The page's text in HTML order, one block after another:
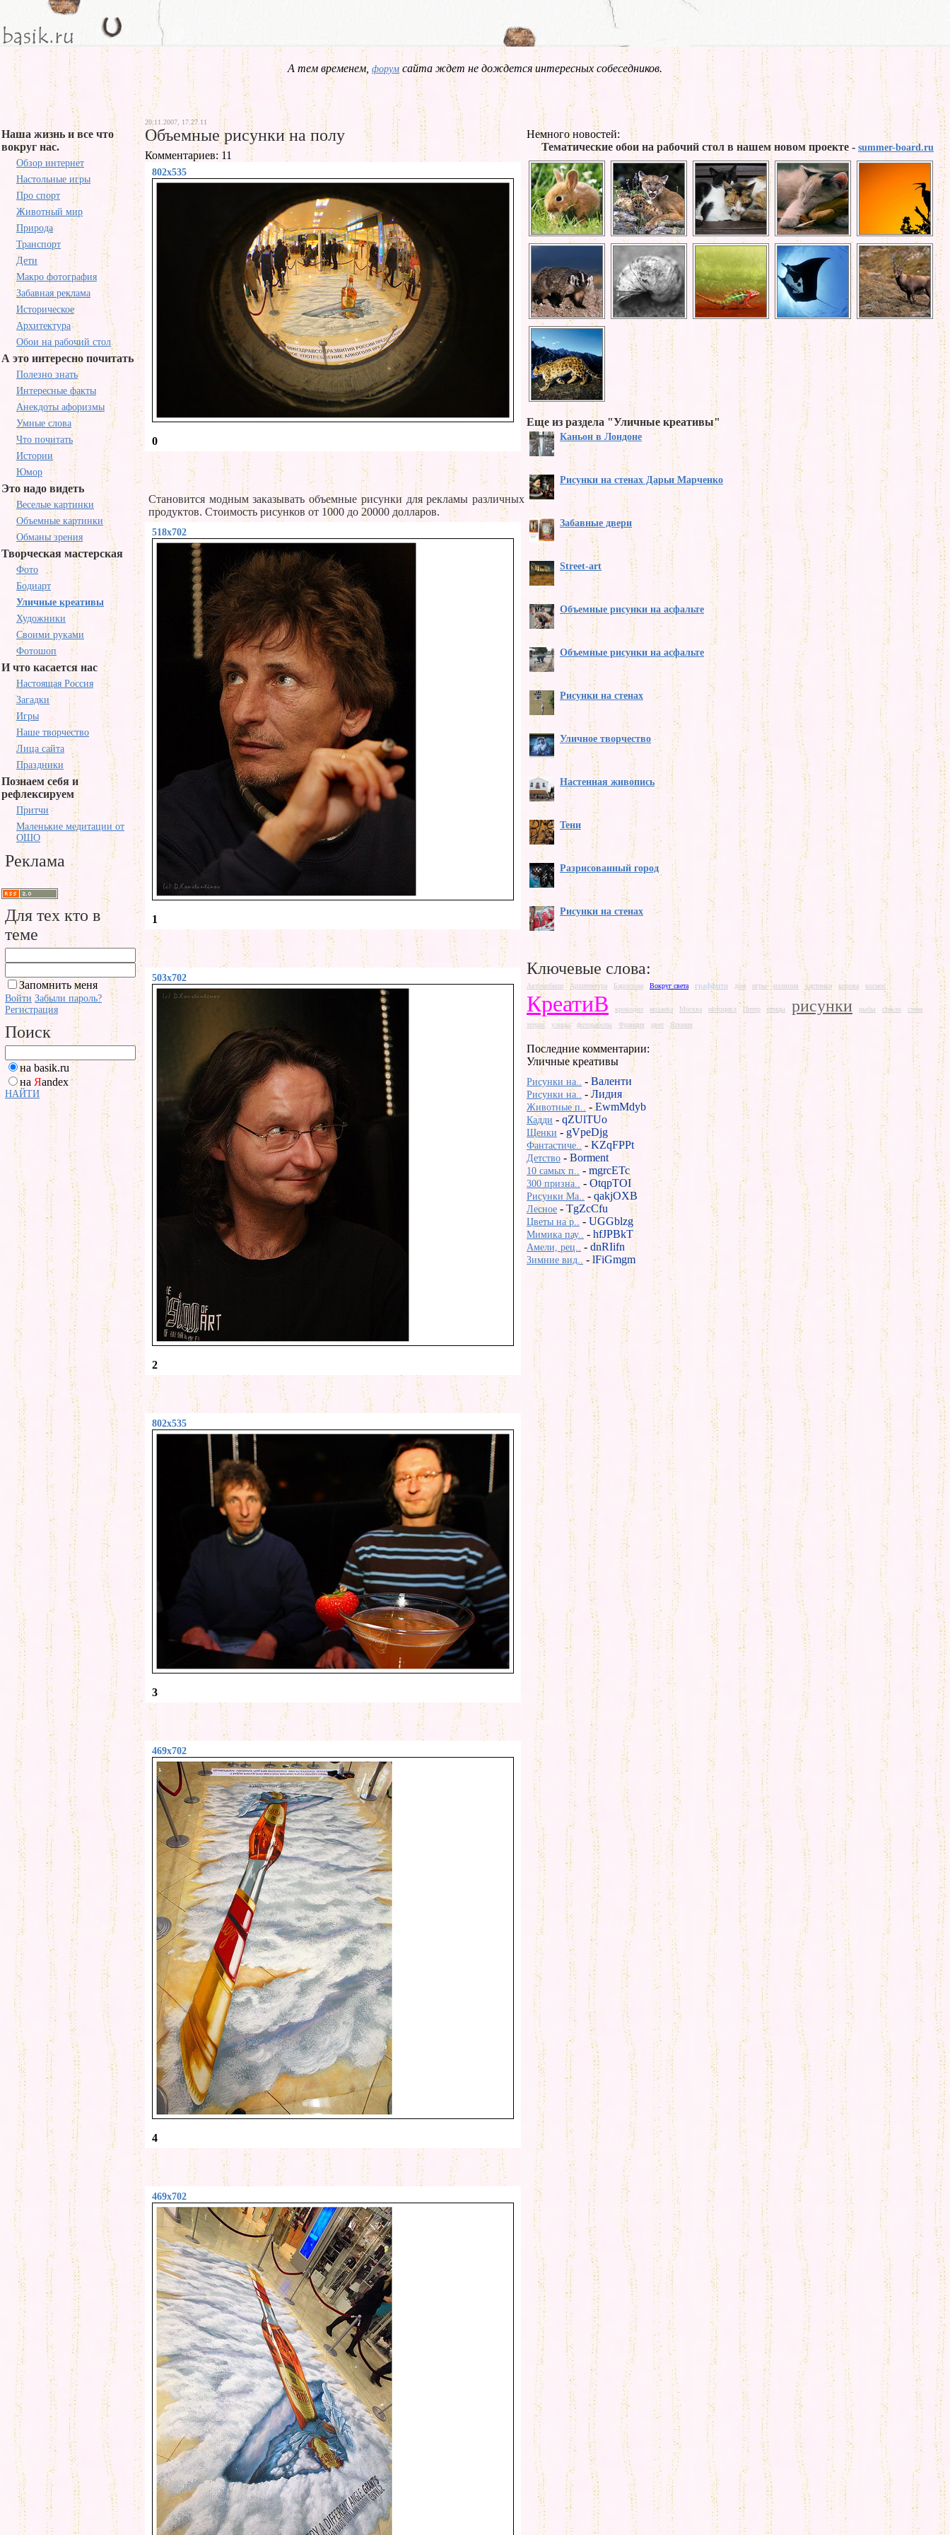
А тем временем, форум сайта ждет не дождется интересных собеседников.
Наша жизнь и все что
вокруг нас.
Обзор интернет
Настольные игры
Про спорт
Животный мир
Природа
Транспорт
Дети
Макро фотография
Забавная реклама
Историческое
Архитектура
Обои на рабочий стол
А это интересно почитать
Полезно знать
Интересные факты
Анекдоты афоризмы
Умные слова
Что почитать
Истории
Юмор
Это надо видеть
Веселые картинки
Объемные картинки
Обманы зрения
Творческая мастерская
Фото
Бодиарт
Уличные креативы
Художники
Своими руками
Фотошоп
И что касается нас
Настоящая Россия
Загадки
Игры
Наше творчество
Лица сайта
Праздники
Познаем себя и
рефлексируем
Притчи
Маленькие медитации от
ОШО
Реклама
Для тех кто в
теме
Запомнить меня
Войти Забыли пароль?
Регистрация
Поиск
на basik.ru
на Яandex
НАЙТИ
20.11.2007, 17.27.11
Объемные рисунки на полу
Комментариев: 11
802x535
0
Становится модным заказывать объемные рисунки для рекламы различных
продуктов. Стоимость рисунков от 1000 до 20000 долларов.
518x702
1
503x702
2
802x535
3
469x702
4
469x702
Немного новостей:
Тематические обои на рабочий стол в нашем новом проекте - summer-board.ru
Еще из раздела "Уличные креативы"
Каньон в Лондоне
Рисунки на стенах Дарьи Марченко
Забавные двери
Street-art
Объемные рисунки на асфальте
Объемные рисунки на асфальте
Рисунки на стенах
Уличное творчество
Настенная живопись
Тени
Разрисованный город
Рисунки на стенах
Ключевые слова:
Автомобили Архитектура Барселона Вокруг света граффити дом игры иллюзия картинки корова космос
КреатиВ крокодил мозаика Москва мотоцикл Питер птицы рисунки рыбы стекло
стена
тетрис
улицы фотоработы Франция цвет Япония
Последние комментарии:
Уличные креативы
Рисунки на.. -Валенти
Рисунки на.. -Лидия
Животные п.. -EwmMdyb
Кадди - qZUlTUo
Щенки - gVpeDjg
Фантастиче.. -KZqFPPt
Детство -Borment
10 самых п.. - mgrcETc
300 призна.. - OtqpTOI
Рисунки Ma.. -qakjOXB
Лесное -TgZcCfu
Цветы на р.. - UGGblzg
Мимика пау.. - hfJPBkT
Амели, рец.. - dnRIifn
Зимние вид.. -lFiGmgm